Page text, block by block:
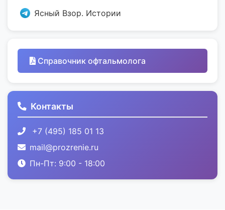
Ясный Взор. Истории
Справочник офтальмолога
Контакты
+7 (495) 185 01 13
mail@prozrenie.ru
Пн-Пт: 9:00 - 18:00